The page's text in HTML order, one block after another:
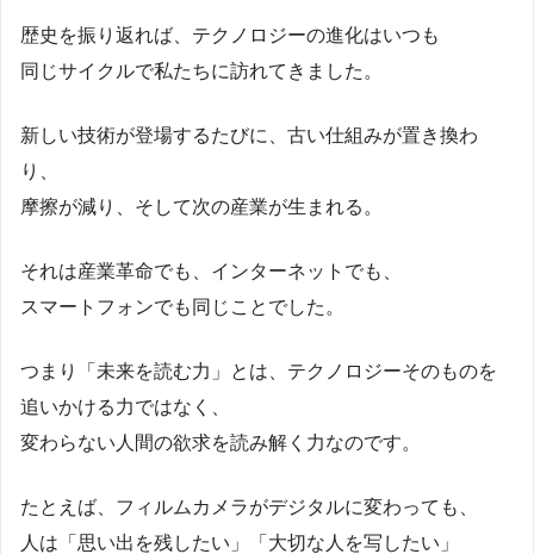
歴史を振り返れば、テクノロジーの進化はいつも
同じサイクルで私たちに訪れてきました。
新しい技術が登場するたびに、古い仕組みが置き換わ
り、
摩擦が減り、そして次の産業が生まれる。
それは産業革命でも、インターネットでも、
スマートフォンでも同じことでした。
つまり「未来を読む力」とは、テクノロジーそのものを
追いかける力ではなく、
変わらない人間の欲求を読み解く力なのです。
たとえば、フィルムカメラがデジタルに変わっても、
人は「思い出を残したい」「大切な人を写したい」